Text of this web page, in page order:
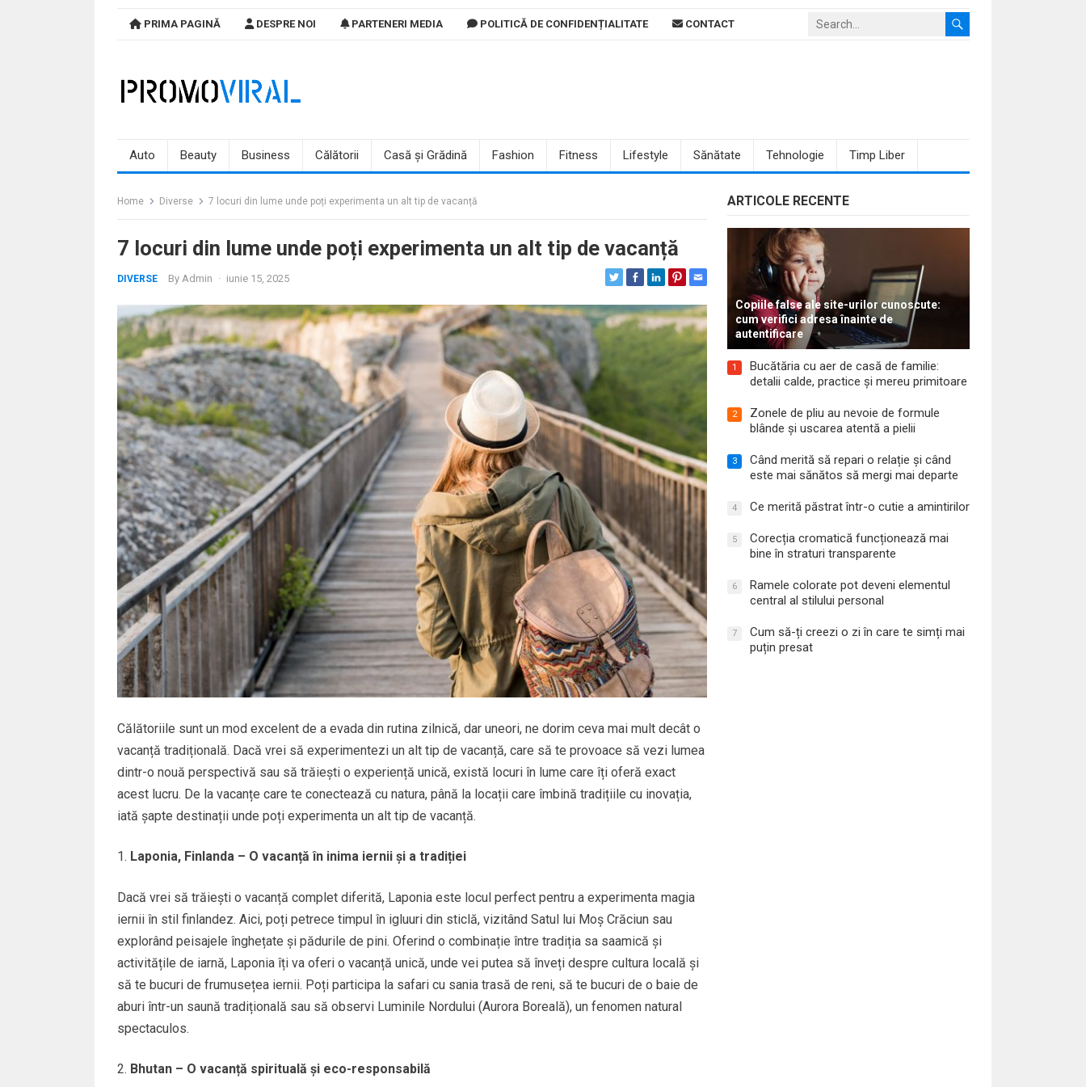
PRIMA PAGINĂ DESPRE NOI PARTENERI MEDIA POLITICĂ DE CONFIDENȚIALITATE CONTACT
Auto Beauty Business Călătorii Casă și Grădină Fashion Fitness Lifestyle Sănătate Tehnologie Timp Liber
Home Diverse 7 locuri din lume unde poți experimenta un alt tip de vacanță
7 locuri din lume unde poți experimenta un alt tip de vacanță
DIVERSE By Admin · iunie 15, 2025
Călătoriile sunt un mod excelent de a evada din rutina zilnică, dar uneori, ne dorim ceva mai mult decât o
vacanță tradițională. Dacă vrei să experimentezi un alt tip de vacanță, care să te provoace să vezi lumea
dintr-o nouă perspectivă sau să trăiești o experiență unică, există locuri în lume care îți oferă exact
acest lucru. De la vacanțe care te conectează cu natura, până la locații care îmbină tradițiile cu inovația,
iată șapte destinații unde poți experimenta un alt tip de vacanță.
Laponia, Finlanda – O vacanță în inima iernii și a tradiției
Dacă vrei să trăiești o vacanță complet diferită, Laponia este locul perfect pentru a experimenta magia
iernii în stil finlandez. Aici, poți petrece timpul în igluuri din sticlă, vizitând Satul lui Moș Crăciun sau
explorând peisajele înghețate și pădurile de pini. Oferind o combinație între tradiția sa saamică și
activitățile de iarnă, Laponia îți va oferi o vacanță unică, unde vei putea să înveți despre cultura locală și
să te bucuri de frumusețea iernii. Poți participa la safari cu sania trasă de reni, să te bucuri de o baie de
aburi într-un saună tradițională sau să observi Luminile Nordului (Aurora Boreală), un fenomen natural
spectaculos.
Bhutan – O vacanță spirituală și eco-responsabilă
ARTICOLE RECENTE
Copiile false ale site-urilor cunoscute:
cum verifici adresa înainte de
autentificare
1
Bucătăria cu aer de casă de familie:
detalii calde, practice și mereu primitoare
2
Zonele de pliu au nevoie de formule
blânde și uscarea atentă a pielii
3
Când merită să repari o relație și când
este mai sănătos să mergi mai departe
4 Ce merită păstrat într-o cutie a amintirilor
5
Corecția cromatică funcționează mai
bine în straturi transparente
6
Ramele colorate pot deveni elementul
central al stilului personal
7
Cum să-ți creezi o zi în care te simți mai
puțin presat